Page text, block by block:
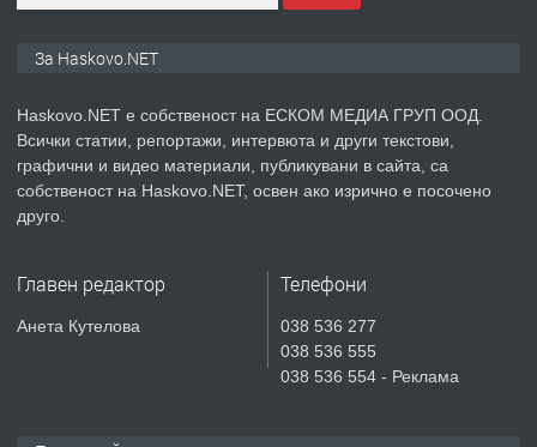
преди 6 дни
ПРЕДЛАГА
Продавам парцел в гр. Хасково кв.
СГЛОБЯВАНЕ НА МЕБЕЛИ.
За Haskovo.NET
Haskovo.NET е собственост на ЕСКОМ МЕДИА ГРУП ООД.
Всички статии, репортажи, интервюта и други текстови,
графични и видео материали, публикувани в сайта, са
собственост на Haskovo.NET, освен ако изрично е посочено
друго.
Главен редактор
Анета Кутелова
Телефони
038 536 277
038 536 555
038 536 554 - Реклама